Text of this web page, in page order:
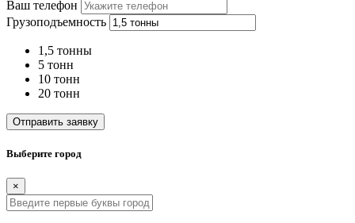
Ваш телефон
Грузоподъемность
1,5 тонны
5 тонн
10 тонн
20 тонн
Отправить заявку
Выберите город
×